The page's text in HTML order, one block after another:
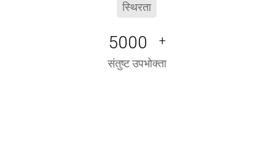
5000 +
संतुष्ट उपभोक्ता